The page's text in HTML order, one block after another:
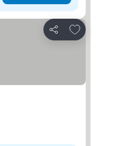
シェア
お気に入りに追加